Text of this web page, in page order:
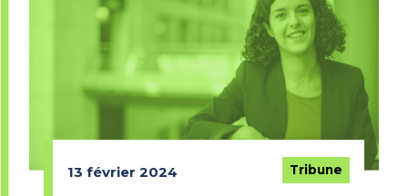
13 février 2024 Tribune